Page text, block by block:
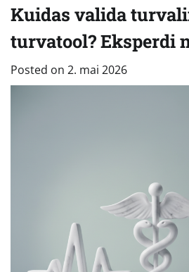
Kuidas valida
turvatool? Eksperdi
Posted on 2. mai 2026